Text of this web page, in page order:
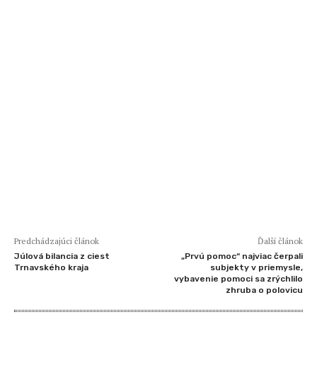
Predchádzajúci článok
Júlová bilancia z ciest
Trnavského kraja
Ďalší článok
„Prvú pomoc“ najviac čerpali
subjekty v priemysle,
vybavenie pomoci sa zrýchlilo
zhruba o polovicu